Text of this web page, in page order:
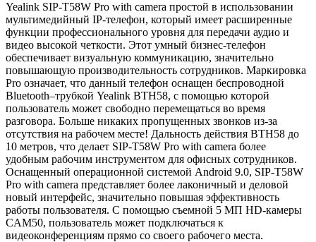
Yealink SIP-T58W Pro with camera простой в использовании
мультимедийный IP-телефон, который имеет расширенные
функции профессионального уровня для передачи аудио и
видео высокой четкости. Этот умный бизнес-телефон
обеспечивает визуальную коммуникацию, значительно
повышающую производительность сотрудников. Маркировка
Pro означает, что данный телефон оснащен беспроводной
Bluetooth–трубкой Yealink BTH58, с помощью которой
пользователь может свободно перемещаться во время
разговора. Больше никаких пропущенных звонков из-за
отсутствия на рабочем месте! Дальность действия BTH58 до
10 метров, что делает SIP-T58W Pro with camera более
удобным рабочим инструментом для офисных сотрудников.
Оснащенный операционной системой Android 9.0, SIP-T58W
Pro with camera представляет более лаконичный и деловой
новый интерфейс, значительно повышая эффективность
работы пользователя. С помощью съемной 5 МП HD-камеры
CAM50, пользователь может подключаться к
видеоконференциям прямо со своего рабочего места.